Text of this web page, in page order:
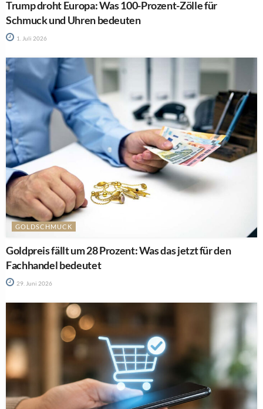
Trump droht Europa: Was 100-Prozent-Zölle für
Schmuck und Uhren bedeuten
1. Juli 2026
GOLDSCHMUCK
Goldpreis fällt um 28 Prozent: Was das jetzt für den
Fachhandel bedeutet
29. Juni 2026